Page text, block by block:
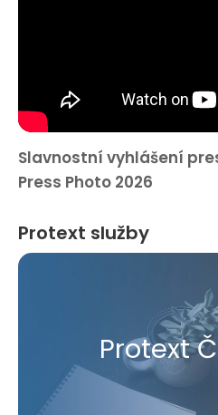
Slavnostní vyhlášení
Press Photo 2026
Protext služby
Protext